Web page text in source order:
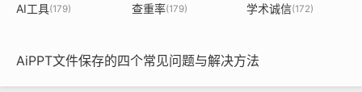
AI工具(179) 查重率(179) 学术诚信(172)
AiPPT文件保存的四个常见问题与解决方法